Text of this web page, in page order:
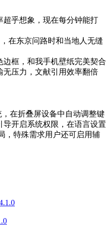
乎想象，现在每分钟能打
在东京问路时和当地人无缝
框，和我手机壁纸完美契合
压力，文献引用效率翻倍
在折叠屏设备中自动调整键
开启系统权限，在语言设置
，特殊需求用户还可启用辅